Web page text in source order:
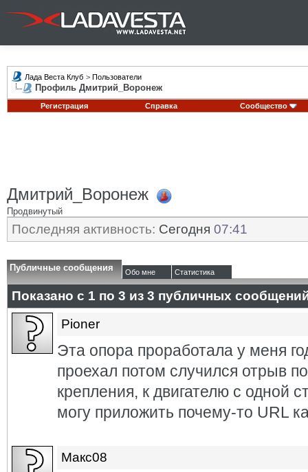
Лада Веста Клуб > Пользователи
Профиль Дмитрий_Воронеж
Регистрация Справка Сообщество
Дмитрий_Воронеж
Продвинутый
Последняя активность: Сегодня 07:41
Публичные сообщения Обо мне Статистика
Показано с 1 по 3 из 3 публичных
Pioner
Эта опора проработала у меня
проехал потом случился отрыв
крепления, к двигателю с одной
могу приложить почему-то URL
Макс08